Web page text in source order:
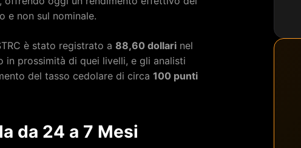
e non sul nominale.
è stato registrato a 88,60 dollari nel
prossimità di quei livelli, e gli analisti
del tasso cedolare di circa 100 punti
da 24 a 7 Mesi